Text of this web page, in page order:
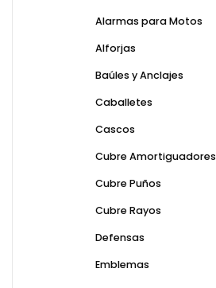
Alarmas para Motos
Alforjas
Baúles y Anclajes
Caballetes
Cascos
Cubre Amortiguadores
Cubre Puños
Cubre Rayos
Defensas
Emblemas